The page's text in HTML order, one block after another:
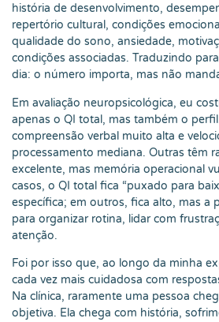
história de desenvolvimento,
repertório cultural, condições
qualidade do sono, ansiedade,
condições associadas. Traduzindo
dia: o número importa, mas não
Em avaliação neuropsicológica, eu
apenas o QI total, mas também o
compreensão verbal muito alta e
processamento mediana. Outras têm
excelente, mas memória operacional
casos, o QI total fica “puxado para
específica; em outros, fica alto, mas a
para organizar rotina, lidar com
atenção.
Foi por isso que, ao longo da minha
cada vez mais cuidadosa com
Na clínica, raramente uma pessoa
objetiva. Ela chega com história,